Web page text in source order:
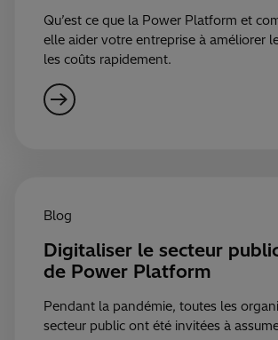
Qu’est ce que la Power Platform et
elle aider votre entreprise à améliorer
les coûts rapidement.
Blog
Digitaliser le secteur
de Power Platform
Pendant la pandémie, toutes les
secteur public ont été invitées à